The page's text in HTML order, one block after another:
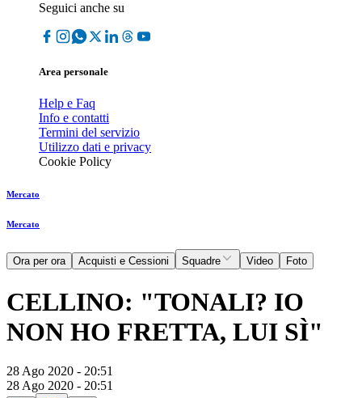
Seguici anche su
Area personale
Help e Faq
Info e contatti
Termini del servizio
Utilizzo dati e privacy
Cookie Policy
Mercato
Mercato
Ora per ora Acquisti e Cessioni Squadre Video Foto
CELLINO: "TONALI? IO
NON HO FRETTA, LUI SÌ"
28 Ago 2020 - 20:51
28 Ago 2020 - 20:51